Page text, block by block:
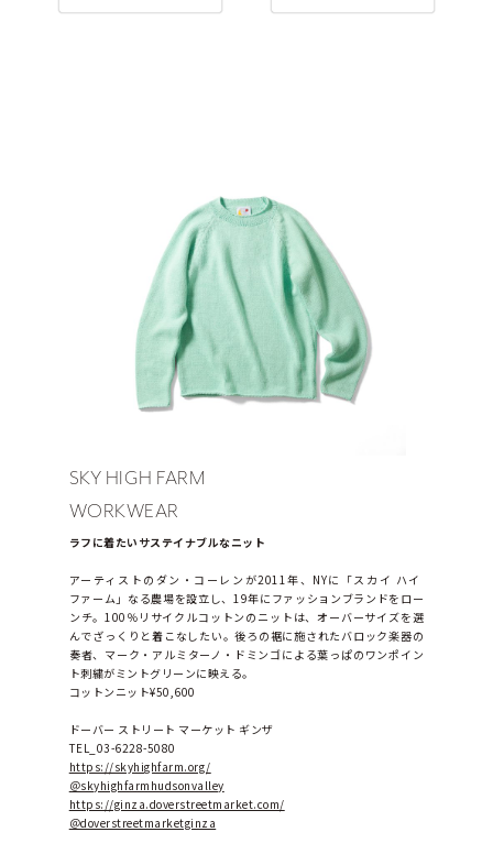
SKY HIGH FARM
WORKWEAR
ラフに着たいサステイナブルなニット
アーティストのダン・コーレンが2011年、NYに「スカイ ハイ
ファーム」なる農場を設立し、19年にファッションブランドをロー
ンチ。100％リサイクルコットンのニットは、オーバーサイズを選
んでざっくりと着こなしたい。後ろの裾に施されたバロック楽器の
奏者、マーク・アルミターノ・ドミンゴによる葉っぱのワンポイン
ト刺繍がミントグリーンに映える。
コットンニット¥50,600
ドーバー ストリート マーケット ギンザ
TEL_03-6228-5080
https://skyhighfarm.org/
＠skyhighfarmhudsonvalley
https://ginza.doverstreetmarket.com/
＠doverstreetmarketginza